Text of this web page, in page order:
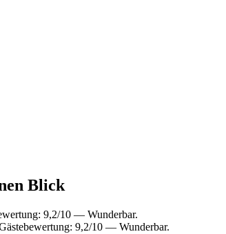
Blick
9,2/10 — Wunderbar.
9,2/10 — Wunderbar.